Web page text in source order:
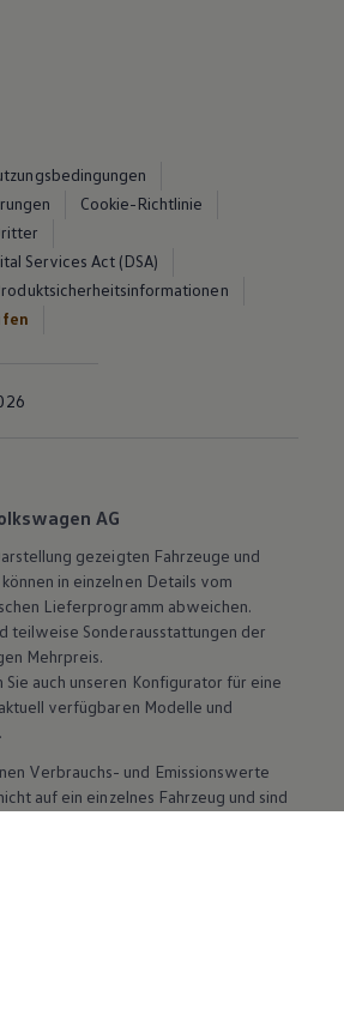
Cookie-Richtlinie
Services Act (DSA)
AG
gezeigten Fahrzeuge und
in einzelnen Details vom
Lieferprogramm abweichen.
teilweise Sonderausstattungen der
Mehrpreis.
auch unseren Konfigurator für eine
verfügbaren Modelle und
Verbrauchs- und Emissionswerte
auf ein einzelnes Fahrzeug und sind